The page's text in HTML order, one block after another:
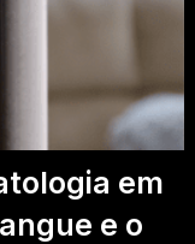
em
e o